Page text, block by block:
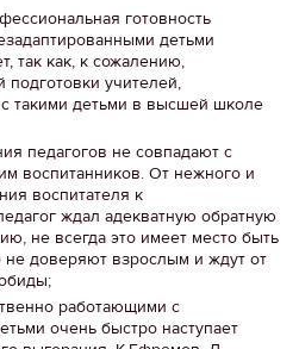
готовность
детьми
так как, к сожалению,
подготовки учителей,
с такими детьми в высшей школе
педагогов не совпадают с
воспитанников. От нежного и
воспитателя к
ждал адекватную обратную
не всегда это имеет место быть
не доверяют взрослым и ждут от
работающими с
очень быстро наступает